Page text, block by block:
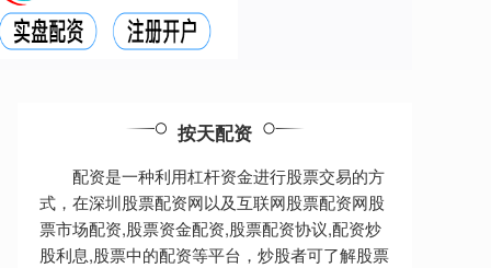
按天配资
配资是一种利用杠杆资金进行股票交易的方
式，在深圳股票配资网以及互联网股票配资网股
票市场配资,股票资金配资,股票配资协议,配资炒
股利息,股票中的配资等平台，炒股者可了解股票